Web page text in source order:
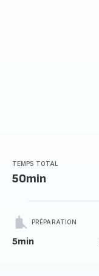
TEMPS TOTAL
50min
PRÉPARATION
5min